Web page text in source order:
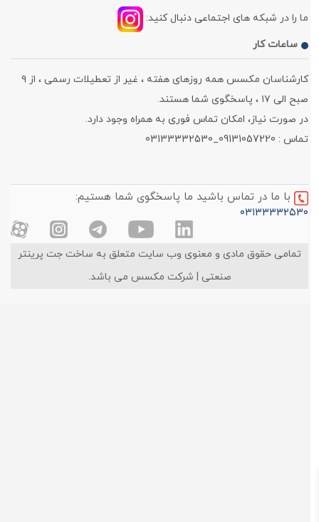
ما را در شبکه های اجتماعی دنبال کنید:
ساعات کار
کارشناسان مکسس همه روزهای هفته ، غیر از تعطیلات رسمی ، از ۹
صبح الی ۱۷ ، پاسخگوی شما هستند.
در صورت نیاز، امکان تماس فوری به همراه وجود دارد.
تماس : 09131057220_03133332530
با ما در تماس باشید ما پاسخگوی شما هستیم:
۰۳۱۳۳۳۳۲۵۳۰
تمامی حقوق مادی و معنوی وب سایت متعلق به ساخت جت پرینتر
صنعتی | شرکت مکسس می باشد.